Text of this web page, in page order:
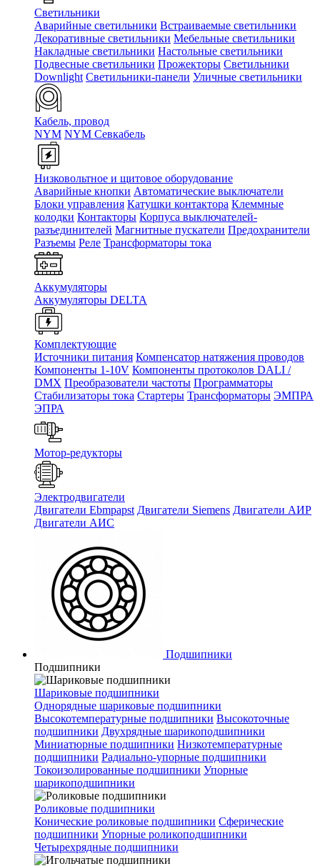
Светильники
Аварийные светильники Встраиваемые светильники
Декоративные светильники Мебельные светильники
Накладные светильники Настольные светильники
Подвесные светильники Прожекторы Светильники
Downlight Светильники-панели Уличные светильники
Кабель, провод
NYM NYM Севкабель
Низковольтное и щитовое оборудование
Аварийные кнопки Автоматические выключатели
Блоки управления Катушки контактора Клеммные
колодки Контакторы Корпуса выключателей-
разъединителей Магнитные пускатели Предохранители
Разъемы Реле Трансформаторы тока
Аккумуляторы
Аккумуляторы DELTA
Комплектующие
Источники питания Компенсатор натяжения проводов
Компоненты 1-10V Компоненты протоколов DALI /
DMX Преобразователи частоты Программаторы
Стабилизаторы тока Стартеры Трансформаторы ЭМПРА
ЭПРА
Мотор-редукторы
Электродвигатели
Двигатели Ebmpapst Двигатели Siemens Двигатели АИР
Двигатели АИС
Подшипники
Подшипники
Шариковые подшипники
Однорядные шариковые подшипники
Высокотемпературные подшипники Высокоточные
подшипники Двухрядные шарикоподшипники
Миниатюрные подшипники Низкотемпературные
подшипники Радиально-упорные подшипники
Токоизолированные подшипники Упорные
шарикоподшипники
Роликовые подшипники
Конические роликовые подшипники Сферические
подшипники Упорные роликоподшипники
Четырехрядные подшипники